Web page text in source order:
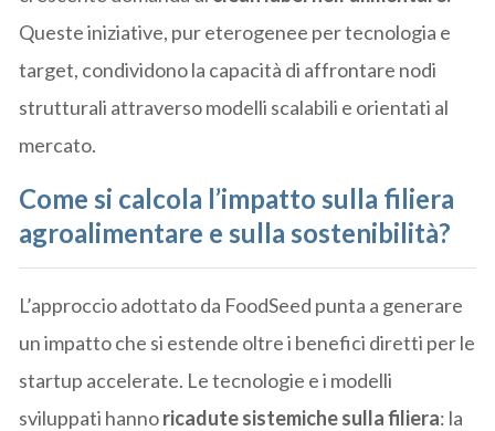
Queste iniziative, pur eterogenee per tecnologia e
target, condividono la capacità di affrontare nodi
strutturali attraverso modelli scalabili e orientati al
mercato.
Come si calcola l’impatto sulla filiera
agroalimentare e sulla sostenibilità?
L’approccio adottato da FoodSeed punta a generare
un impatto che si estende oltre i benefici diretti per le
startup accelerate. Le tecnologie e i modelli
sviluppati hannoricadute sistemiche sulla filiera: la